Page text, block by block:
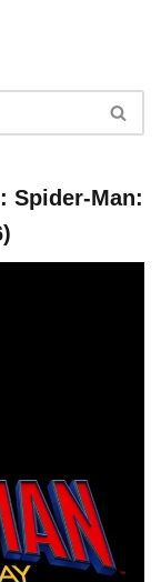
Spider-Man: